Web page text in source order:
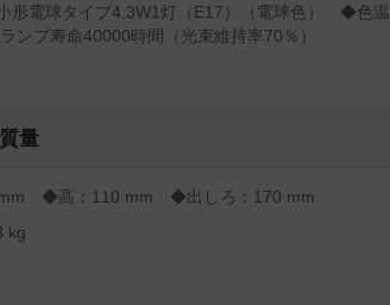
形電球タイプ4.3W1灯（E17）（電球色） ◆色温
プ寿命40000時間（光束維持率70％）
量
◆高：110 mm ◆出しろ：170 mm
kg